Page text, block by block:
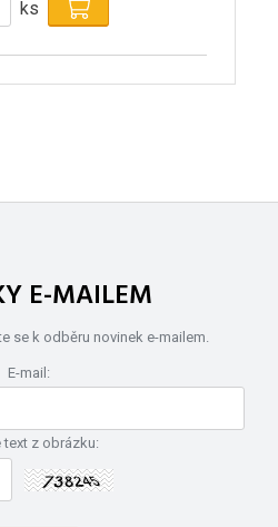
ks
E-MAILEM
se k odběru novinek e-mailem.
E-mail:
text z obrázku: